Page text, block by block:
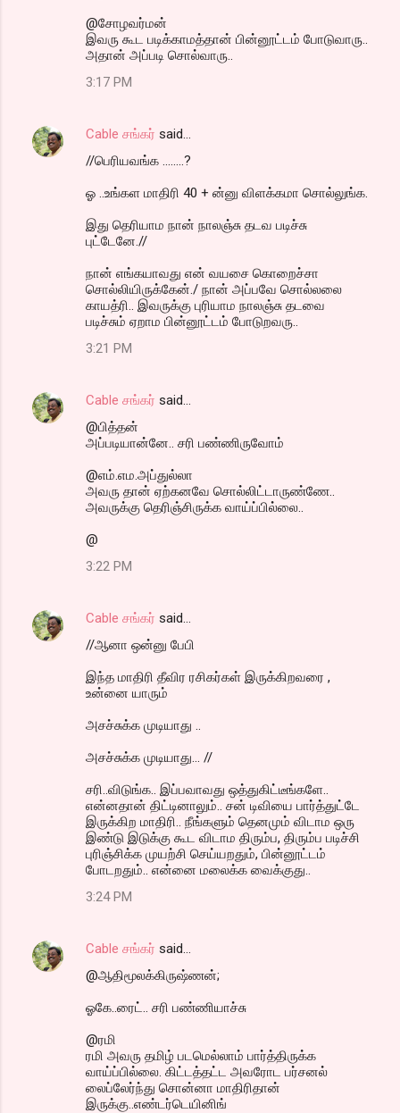
@சோழவர்மன்
இவரு கூட படிக்காமத்தான் பின்னூட்டம் போடுவாரு..
அதான் அப்படி சொல்வாரு..
3:17 PM
Cable சங்கர் said…
//பெரியவங்க ........?
ஓ ..உங்கள மாதிரி 40 + ன்னு விளக்கமா சொல்லுங்க.
இது தெரியாம நான் நாலஞ்சு தடவ படிச்சு
புட்டேனே.//
நான் எங்கயாவது என் வயசை கொறைச்சா
சொல்லியிருக்கேன்./ நான் அப்பவே சொல்லலை
காயத்ரி.. இவருக்கு புரியாம நாலஞ்சு தடவை
படிச்சும் ஏறாம பின்னூட்டம் போடுறவரு..
3:21 PM
Cable சங்கர் said…
@பித்தன்
அப்படியான்னே.. சரி பண்ணிருவோம்
@எம்.எம.அப்துல்லா
அவரு தான் ஏற்கனவே சொல்லிட்டாருண்ணே..
அவருக்கு தெரிஞ்சிருக்க வாய்ப்பில்லை..
@
3:22 PM
Cable சங்கர் said…
//ஆனா ஒன்னு பேபி
இந்த மாதிரி தீவிர ரசிகர்கள் இருக்கிறவரை ,
உன்னை யாரும்
அசச்சுக்க முடியாது ..
அசச்சுக்க முடியாது... //
சரி..விடுங்க.. இப்பவாவது ஒத்துகிட்டீங்களே..
என்னதான் திட்டினாலும்.. சன் டிவியை பார்த்துட்டே
இருக்கிற மாதிரி.. நீங்களும் தெனமும் விடாம ஒரு
இண்டு இடுக்கு கூட விடாம திரும்ப, திரும்ப படிச்சி
புரிஞ்சிக்க முயற்சி செய்யறதும், பின்னூட்டம்
போடறதும்.. என்னை மலைக்க வைக்குது..
3:24 PM
Cable சங்கர் said…
@ஆதிமூலக்கிருஷ்ணன்;
ஓகே..ரைட்.. சரி பண்ணியாச்சு
@ரமி
ரமி அவரு தமிழ் படமெல்லாம் பார்த்திருக்க
வாய்ப்பில்லை. கிட்டத்தட்ட அவரோட பர்சனல்
லைப்லேர்ந்து சொன்னா மாதிரிதான்
இருக்கு..எண்டர்டெயினிங்